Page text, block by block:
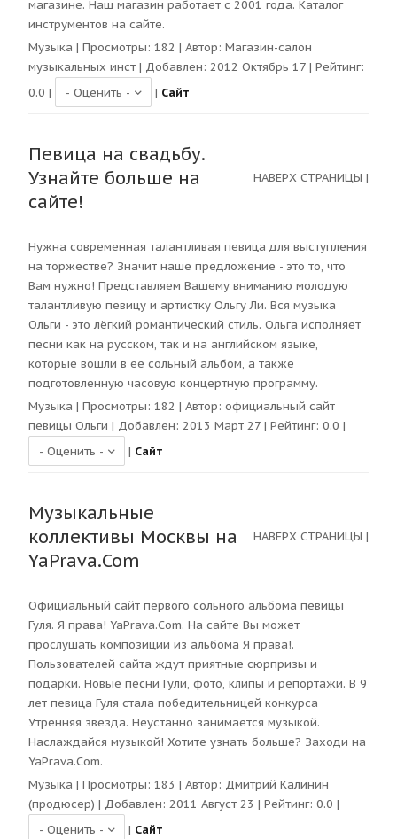
магазине. Наш магазин работает с 2001 года. Каталог
инструментов на сайте.
Музыка | Просмотры: 182 | Автор: Магазин-салон
музыкальных инст | Добавлен: 2012 Октябрь 17 | Рейтинг:
0.0 | | Сайт
Певица на свадьбу.
Узнайте больше на
сайте!
НАВЕРХ СТРАНИЦЫ |
Нужна современная талантливая певица для выступления
на торжестве? Значит наше предложение - это то, что
Вам нужно! Представляем Вашему вниманию молодую
талантливую певицу и артистку Ольгу Ли. Вся музыка
Ольги - это лёгкий романтический стиль. Ольга исполняет
песни как на русском, так и на английском языке,
которые вошли в ее сольный альбом, а также
подготовленную часовую концертную программу.
Музыка | Просмотры: 182 | Автор: официальный сайт
певицы Ольги | Добавлен: 2013 Март 27 | Рейтинг: 0.0 |
| Сайт
Музыкальные
коллективы Москвы на
YaPrava.Com
НАВЕРХ СТРАНИЦЫ |
Официальный сайт первого сольного альбома певицы
Гуля. Я права! YaPrava.Com. На сайте Вы может
прослушать композиции из альбома Я права!.
Пользователей сайта ждут приятные сюрпризы и
подарки. Новые песни Гули, фото, клипы и репортажи. В 9
лет певица Гуля стала победительницей конкурса
Утренняя звезда. Неустанно занимается музыкой.
Наслаждайся музыкой! Хотите узнать больше? Заходи на
YaPrava.Com.
Музыка | Просмотры: 183 | Автор: Дмитрий Калинин
(продюсер) | Добавлен: 2011 Август 23 | Рейтинг: 0.0 |
| Сайт